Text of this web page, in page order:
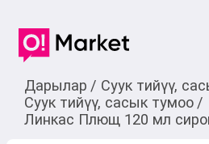
Дарылар / Суук тийүү,
Суук тийүү, сасык тумоо /
Линкас Плющ 120 мл